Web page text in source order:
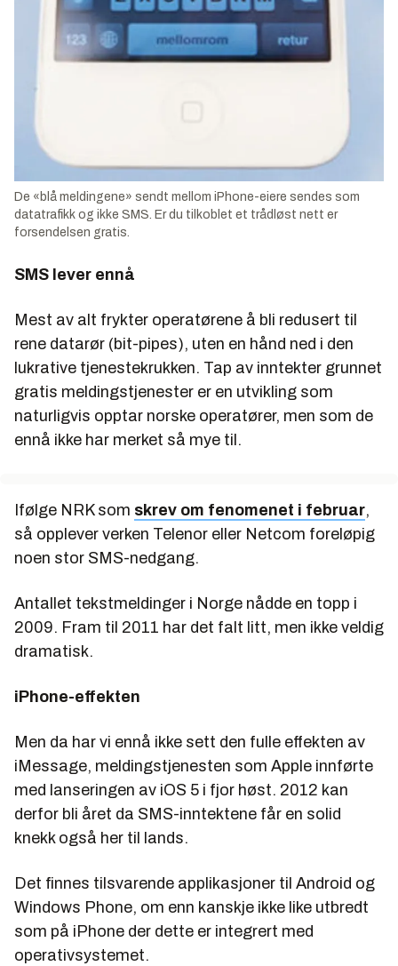
De «blå meldingene» sendt mellom iPhone-eiere sendes som
datatrafikk og ikke SMS. Er du tilkoblet et trådløst nett er
forsendelsen gratis.
SMS lever ennå
Mest av alt frykter operatørene å bli redusert til
rene datarør (bit-pipes), uten en hånd ned i den
lukrative tjenestekrukken. Tap av inntekter grunnet
gratis meldingstjenester er en utvikling som
naturligvis opptar norske operatører, men som de
ennå ikke har merket så mye til.
Ifølge NRK som skrev om fenomenet i februar,
så opplever verken Telenor eller Netcom foreløpig
noen stor SMS-nedgang.
Antallet tekstmeldinger i Norge nådde en topp i
2009. Fram til 2011 har det falt litt, men ikke veldig
dramatisk.
iPhone-effekten
Men da har vi ennå ikke sett den fulle effekten av
iMessage, meldingstjenesten som Apple innførte
med lanseringen av iOS 5 i fjor høst. 2012 kan
derfor bli året da SMS-inntektene får en solid
knekk også her til lands.
Det finnes tilsvarende applikasjoner til Android og
Windows Phone, om enn kanskje ikke like utbredt
som på iPhone der dette er integrert med
operativsystemet.